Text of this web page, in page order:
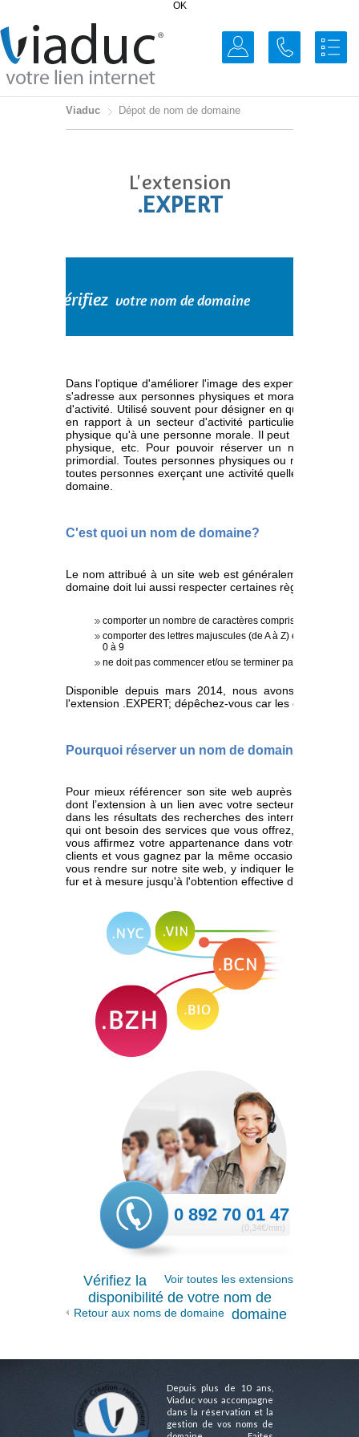
OK
Viaduc Dépot de nom de domaine
L'extension
.EXPERT
Vérifiez votre nom de domaine
Dans l'optique d'améliorer l'image des experts à travers
s'adresse aux personnes physiques et morales qui ont
d'activité. Utilisé souvent pour désigner en quelque
en rapport à un secteur d'activité particulier, le mot
physique qu'à une personne morale. Il peut s'agir d'un
physique, etc. Pour pouvoir réserver un nom de
primordial. Toutes personnes physiques ou morales
toutes personnes exerçant une activité quelle qu'elle
domaine.
C'est quoi un nom de domaine?
Le nom attribué à un site web est généralement
domaine doit lui aussi respecter certaines règles à savoir:
comporter un nombre de caractères compris entre 2 et 63
comporter des lettres majuscules (de A à Z) et/ou des
0 à 9
ne doit pas commencer et/ou se terminer par un tiret(-)
Disponible depuis mars 2014, nous avons déjà
l'extension .EXPERT; dépêchez-vous car les derniers
Pourquoi réserver un nom de domaine
Pour mieux référencer son site web auprès des
dont l’extension à un lien avec votre secteur d'activité
dans les résultats des recherches des internautes.
qui ont besoin des services que vous offrez, ce qui est
vous affirmez votre appartenance dans votre secteur
clients et vous gagnez par la même occasion en
vous rendre sur notre site web, y indiquer le nom de
fur et à mesure jusqu'à l'obtention effective de votre nom
0 892 70 01 47
(0,34€/min)
Voir toutes les extensions
Vérifiez la
disponibilité de votre nom de
domaine
Retour aux noms de domaine
Depuis plus de 10 ans,
Viaduc vous accompagne
dans la réservation et la
gestion de vos noms de